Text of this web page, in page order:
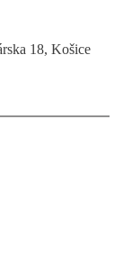
18, Košice